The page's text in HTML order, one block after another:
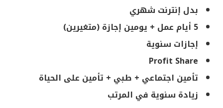
بدل إنترنت شهري
5 أيام عمل + يومين إجازة (متغيرين)
إجازات سنوية
Profit Share
تأمين اجتماعي + طبي + تأمين على الحياة
زيادة سنوية في المرتب